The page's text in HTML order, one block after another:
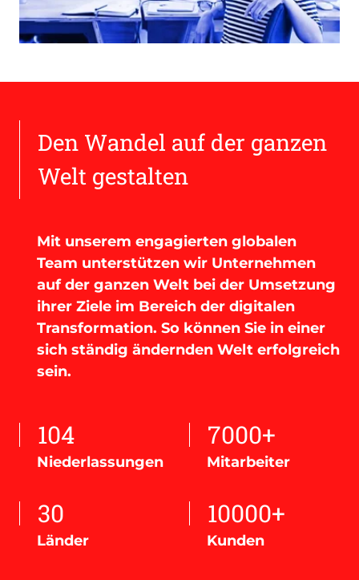
Den Wandel auf der ganzen
Welt gestalten
Mit unserem engagierten globalen
Team unterstützen wir Unternehmen
auf der ganzen Welt bei der Umsetzung
ihrer Ziele im Bereich der digitalen
Transformation. So können Sie in einer
sich ständig ändernden Welt erfolgreich
sein.
104
Niederlassungen
7000+
Mitarbeiter
30
Länder
10000+
Kunden